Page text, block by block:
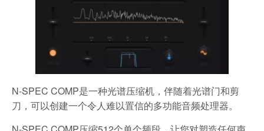
N-SPEC COMP是一种光谱压缩机，伴随着光谱门和剪
刀，可以创建一个令人难以置信的多功能音频处理器。